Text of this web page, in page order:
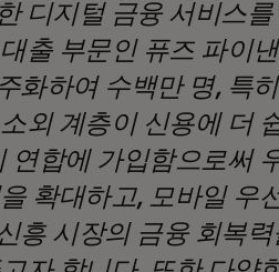
디지털 금융 서비스를
출 부문인 퓨즈 파이
화하여 수백만 명, 특
외 계층이 신용에 더
연합에 가입함으로써
확대하고, 모바일 우
흥 시장의 금융 회복력